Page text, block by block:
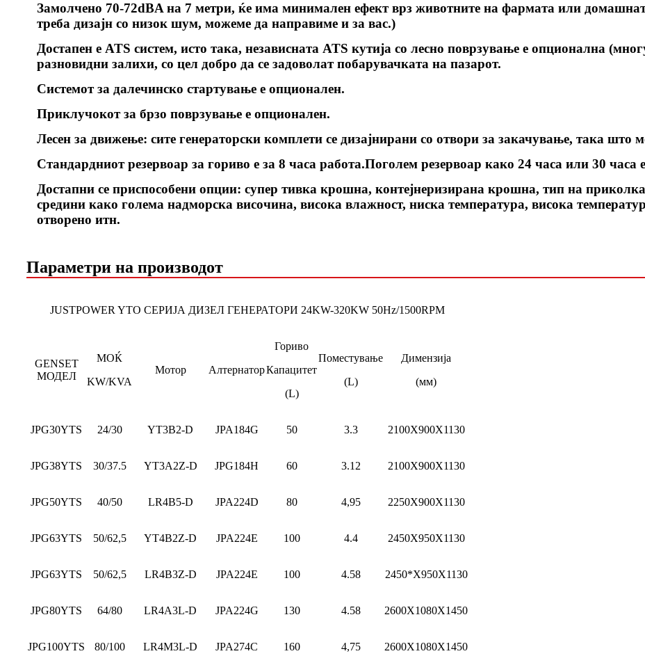
Замолчено 70-72dBA на 7 метри, ќе има минимален ефект врз животните на фармата или
треба дизајн со низок шум, можеме да направиме и за вас.)
Достапен е ATS систем, исто така, независната ATS кутија со лесно поврзување е опционална
разновидни залихи, со цел добро да се задоволат побарувачката на пазарот.
Системот за далечинско стартување е опционален.
Приклучокот за брзо поврзување е опционален.
Лесен за движење: сите генераторски комплети се дизајнирани со отвори за закачување, така што
Стандардниот резервоар за гориво е за 8 часа работа.Поголем резервоар како 24 часа или 30 часа
Достапни се приспособени опции: супер тивка крошна, контејнеризирана крошна, тип на
средини како голема надморска височина, висока влажност, ниска температура, висока
отворено итн.
Параметри на производот
JUSTPOWER YTO СЕРИЈА ДИЗЕЛ ГЕНЕРАТОРИ 24KW-320KW 50Hz/1500RPM
GENSET
МОДЕЛ
МОЌ
KW/KVA
Мотор Алтернатор
Гориво
Капацитет
(L)
Поместување
(L)
Димензија
(мм)
JPG30YTS 24/30 YT3B2-D JPA184G 50 3.3 2100X900X1130
JPG38YTS 30/37.5 YT3A2Z-D JPG184H 60 3.12 2100X900X1130
JPG50YTS 40/50 LR4B5-D JPA224D 80 4,95 2250X900X1130
JPG63YTS 50/62,5 YT4B2Z-D JPA224E 100 4.4 2450X950X1130
JPG63YTS 50/62,5 LR4B3Z-D JPA224E 100 4.58 2450*X950X1130
JPG80YTS 64/80 LR4A3L-D JPA224G 130 4.58 2600X1080X1450
JPG100YTS 80/100 LR4M3L-D JPA274C 160 4,75 2600X1080X1450